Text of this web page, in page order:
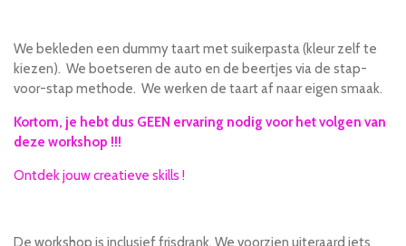
We bekleden een dummy taart met suikerpasta (kleur zelf te
kiezen). We boetseren de auto en de beertjes via de stap-
voor-stap methode. We werken de taart af naar eigen smaak.
Kortom, je hebt dus GEEN ervaring nodig voor het volgen van
deze workshop !!!
Ontdek jouw creatieve skills !
De workshop is inclusief frisdrank. We voorzien uiteraard iets